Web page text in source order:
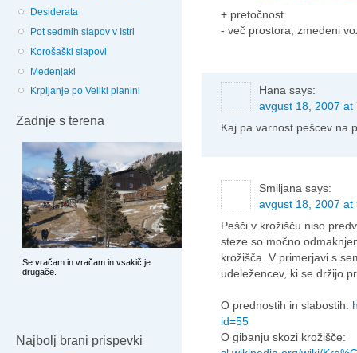
Desiderata
Pot sedmih slapov v Istri
Korošaški slapovi
Medenjaki
Krpljanje po Veliki planini
Zadnje s terena
Najbolj brani prispevki
+ pretočnost
- več prostora, zmedeni
Hana says:
avgust 18, 2007 at
Kaj pa varnost pešcev na
Smiljana says:
avgust 18, 2007 at
Pešči v krožišču niso
steze so močno
krožišča. V primerjavi s
udeležencev, ki se držijo
O prednostih in slabostih:
id=55
O gibanju skozi krožišče: